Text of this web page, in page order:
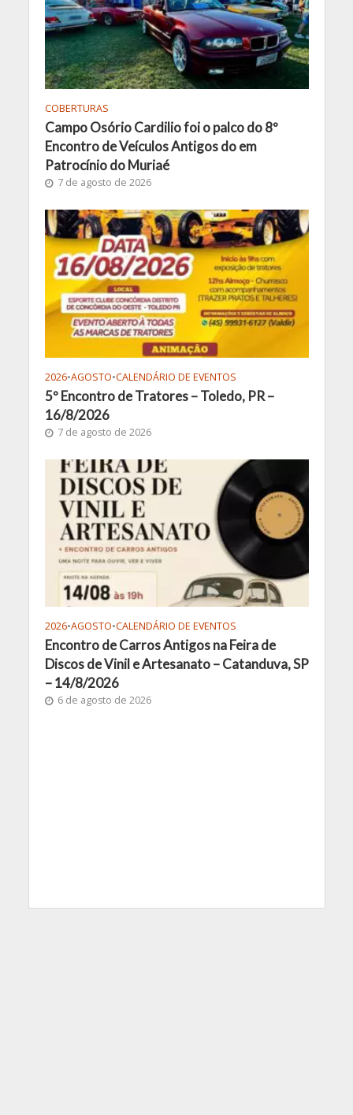
COBERTURAS
Campo Osório Cardilio foi o palco do 8º
Encontro de Veículos Antigos do em
Patrocínio do Muriaé
7 de agosto de 2026
2026•AGOSTO•CALENDÁRIO DE EVENTOS
5º Encontro de Tratores – Toledo, PR –
16/8/2026
7 de agosto de 2026
2026•AGOSTO•CALENDÁRIO DE EVENTOS
Encontro de Carros Antigos na Feira de
Discos de Vinil e Artesanato – Catanduva, SP
– 14/8/2026
6 de agosto de 2026